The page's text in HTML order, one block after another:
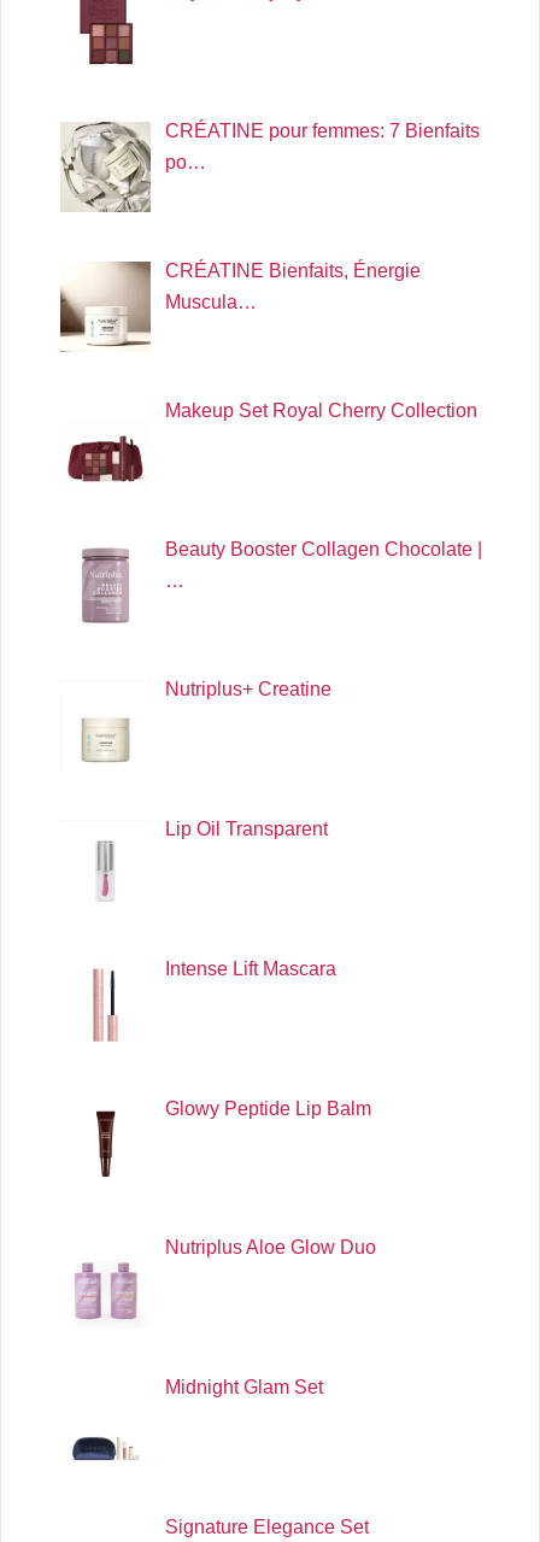
CRÉATINE pour femmes: 7 Bienfaits
po…
CRÉATINE Bienfaits, Énergie
Muscula…
Makeup Set Royal Cherry Collection
Beauty Booster Collagen Chocolate |
…
Nutriplus+ Creatine
Lip Oil Transparent
Intense Lift Mascara
Glowy Peptide Lip Balm
Nutriplus Aloe Glow Duo
Midnight Glam Set
Signature Elegance Set